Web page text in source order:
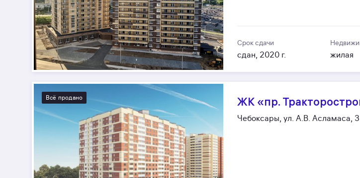
Срок сдачи
сдан, 2020 г. жилая
Всё продано ЖК «пр.
Чебоксары, ул. А.В. Асламаса, 3